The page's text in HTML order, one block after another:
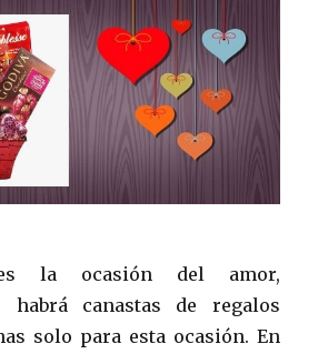
la ocasión del amor,
habrá canastas de regalos
solo para esta ocasión. En